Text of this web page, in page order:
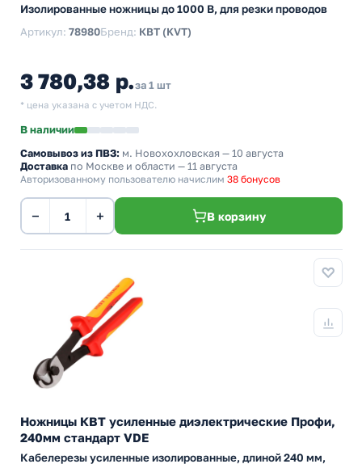
Изолированные ножницы до 1000 В, для резки проводов
Артикул: 78980Бренд: КВТ (KVT)
3 780,38 р.за 1 шт
* цена указана с учетом НДС.
В наличии
Самовывоз из ПВЗ: м. Новохохловская — 10 августа
Доставка по Москве и области — 11 августа
Авторизованному пользователю начислим 38 бонусов
− + В корзину
Ножницы КВТ усиленные диэлектрические Профи,
240мм стандарт VDE
Кабелерезы усиленные изолированные, длиной 240 мм,